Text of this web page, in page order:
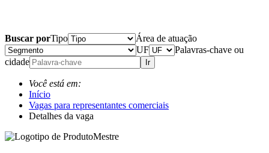
Buscar porTipo
Área de atuação
UF
Palavras-chave ou
cidade
Ir
Você está em:
Início
Vagas para representantes comerciais
Detalhes da vaga